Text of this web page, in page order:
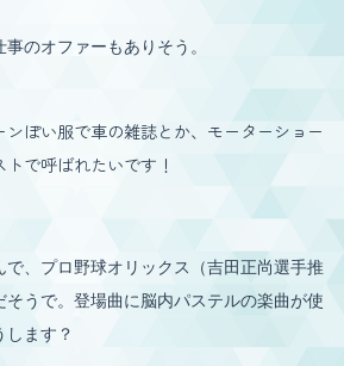
のオファーもありそう。
ンぽい服で車の雑誌とか、モーターショー
トで呼ばれたいです！
で、プロ野球オリックス（吉田正尚選手推
そうで。登場曲に脳内パステルの楽曲が使
します？